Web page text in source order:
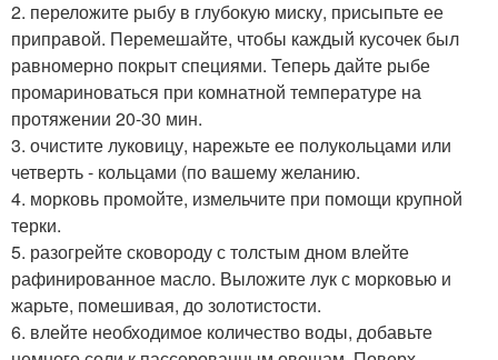
2. переложите рыбу в глубокую миску, присыпьте ее
приправой. Перемешайте, чтобы каждый кусочек был
равномерно покрыт специями. Теперь дайте рыбе
промариноваться при комнатной температуре на
протяжении 20-30 мин.
3. очистите луковицу, нарежьте ее полукольцами или
четверть - кольцами (по вашему желанию.
4. морковь промойте, измельчите при помощи крупной
терки.
5. разогрейте сковороду с толстым дном влейте
рафинированное масло. Выложите лук с морковью и
жарьте, помешивая, до золотистости.
6. влейте необходимое количество воды, добавьте